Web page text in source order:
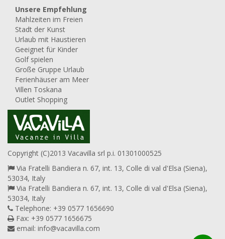
Unsere Empfehlung
Mahlzeiten im Freien
Stadt der Kunst
Urlaub mit Haustieren
Geeignet für Kinder
Golf spielen
Große Gruppe Urlaub
Ferienhäuser am Meer
Villen Toskana
Outlet Shopping
Copyright (C)2013 Vacavilla srl p.i. 01301000525
Via Fratelli Bandiera n. 67, int. 13, Colle di val d'Elsa (Siena),
53034, Italy
Via Fratelli Bandiera n. 67, int. 13, Colle di val d'Elsa (Siena),
53034, Italy
Telephone: +39 0577 1656690
Fax: +39 0577 1656675
email: info@vacavilla.com